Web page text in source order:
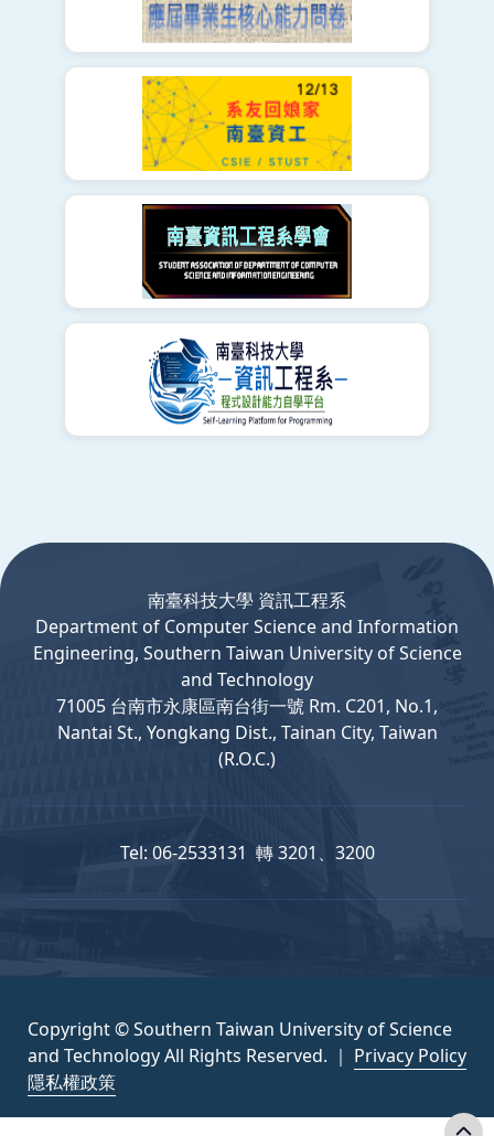
南臺科技大學 資訊工程系
Departmentof ComputerScience and Information
Engineering, Southern Taiwan University of Science
and Technology
71005 台南市永康區南台街一號 Rm. C201, No.1,
Nantai St., Yongkang Dist., Tainan City, Taiwan
(R.O.C.)
Tel: 06-2533131 轉 3201、3200
Copyright © Southern Taiwan University of Science
and Technology All Rights Reserved. ｜ Privacy Policy
隱私權政策